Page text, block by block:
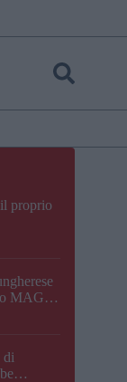
proprio
MAGA,
di